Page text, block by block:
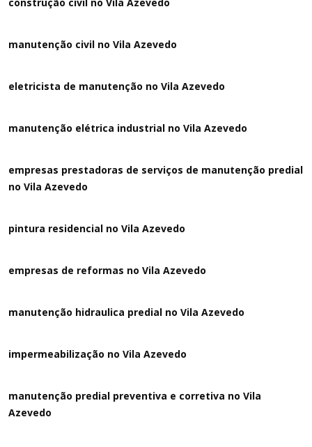
manutenção civil no Vila Azevedo
eletricista de manutenção no Vila Azevedo
manutenção elétrica industrial no Vila Azevedo
empresas prestadoras de serviços de manutenção predial
no Vila Azevedo
pintura residencial no Vila Azevedo
empresas de reformas no Vila Azevedo
manutenção hidraulica predial no Vila Azevedo
impermeabilização no Vila Azevedo
manutenção predial preventiva e corretiva no Vila
Azevedo